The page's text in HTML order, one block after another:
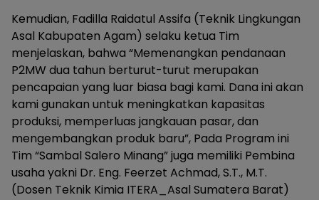
Kemudian, Fadilla Raidatul Assifa (Teknik Lingkungan
Asal Kabupaten Agam) selaku ketua Tim
menjelaskan, bahwa “Memenangkan pendanaan
P2MW dua tahun berturut-turut merupakan
pencapaian yang luar biasa bagi kami. Dana ini akan
kami gunakan untuk meningkatkan kapasitas
produksi, memperluas jangkauan pasar, dan
mengembangkan produk baru”, Pada Program ini
Tim “Sambal Salero Minang” juga memiliki Pembina
usaha yakni Dr. Eng. Feerzet Achmad, S.T., M.T.
(Dosen Teknik Kimia ITERA_Asal Sumatera Barat)